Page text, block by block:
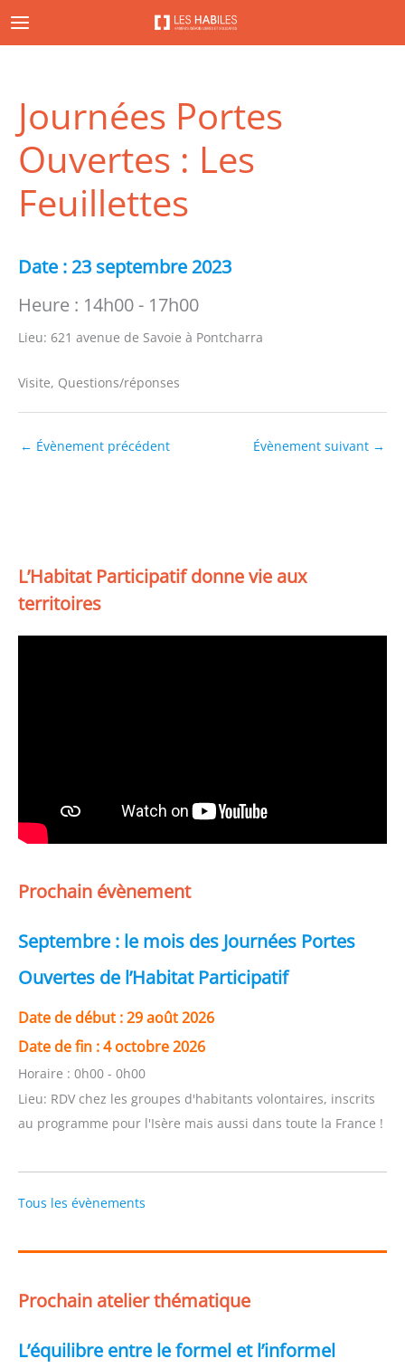
au
Journées Portes
Ouvertes : Les
Feuillettes
Date : 23 septembre 2023
Heure : 14h00 - 17h00
Lieu: 621 avenue de Savoie à Pontcharra
Visite, Questions/réponses
← Évènement précédent Évènement suivant →
L’Habitat Participatif donne vie aux
territoires
Prochain évènement
Septembre : le mois des Journées Portes
Ouvertes de l’Habitat Participatif
Date de début :29 août 2026
Date de fin :4 octobre 2026
Horaire : 0h00 - 0h00
Lieu: RDV chez les groupes d'habitants volontaires, inscrits
au programme pour l'Isère mais aussi dans toute la France !
Tous les évènements
Prochain atelier thématique
L’équilibre entre le formel et l’informel